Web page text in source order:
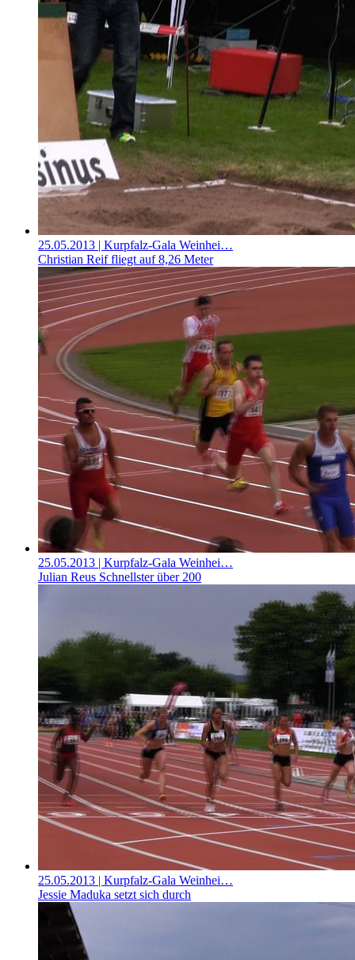
25.05.2013 | Kurpfalz-Gala Weinhei…
Christian Reif fliegt auf 8,26 Meter
25.05.2013 | Kurpfalz-Gala Weinhei…
Julian Reus Schnellster über 200
25.05.2013 | Kurpfalz-Gala Weinhei…
Jessie Maduka setzt sich durch